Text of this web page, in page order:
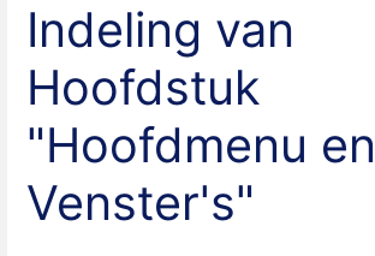
Indeling van
Hoofdstuk
"Hoofdmenu en
Venster's"